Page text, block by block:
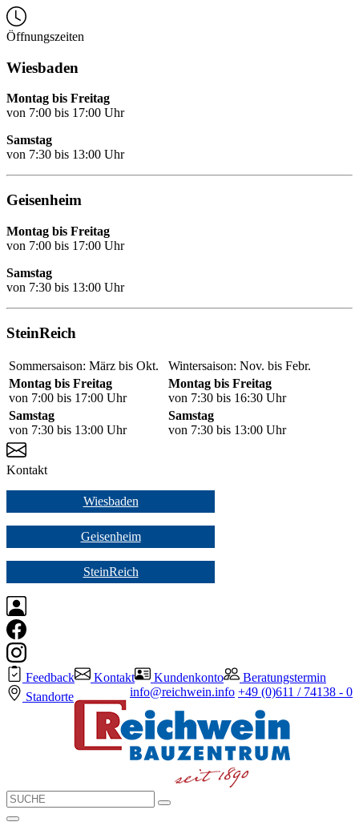
Öffnungszeiten
Wiesbaden
Montag bis Freitag
von 7:00 bis 17:00 Uhr
Samstag
von 7:30 bis 13:00 Uhr
Geisenheim
Montag bis Freitag
von 7:00 bis 17:00 Uhr
Samstag
von 7:30 bis 13:00 Uhr
SteinReich
Sommersaison: März bis Okt.
Wintersaison: Nov. bis Febr.
Montag bis Freitag
von 7:00 bis 17:00 Uhr
Montag bis Freitag
von 7:30 bis 16:30 Uhr
Samstag
von 7:30 bis 13:00 Uhr
Samstag
von 7:30 bis 13:00 Uhr
Kontakt
Wiesbaden
Geisenheim
SteinReich
Feedback Kontakt Kundenkonto
Beratungstermin
Standorte
info@reichwein.info +49 (0)611 / 74138 - 0